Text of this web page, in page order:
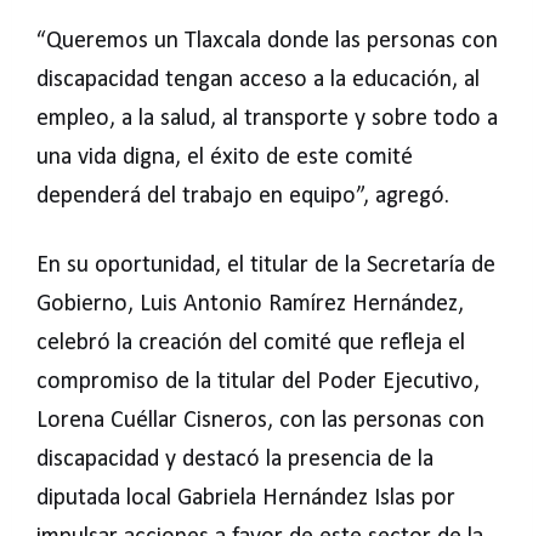
“Queremos un Tlaxcala donde las personas con
discapacidad tengan acceso a la educación, al
empleo, a la salud, al transporte y sobre todo a
una vida digna, el éxito de este comité
dependerá del trabajo en equipo”, agregó.
En su oportunidad, el titular de la Secretaría de
Gobierno, Luis Antonio Ramírez Hernández,
celebró la creación del comité que refleja el
compromiso de la titular del Poder Ejecutivo,
Lorena Cuéllar Cisneros, con las personas con
discapacidad y destacó la presencia de la
diputada local Gabriela Hernández Islas por